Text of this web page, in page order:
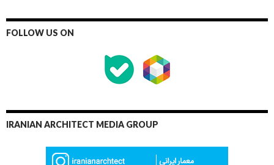
FOLLOW US ON
IRANIAN ARCHITECT MEDIA GROUP